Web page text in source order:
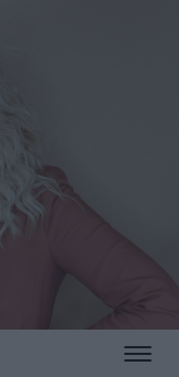
Toggle